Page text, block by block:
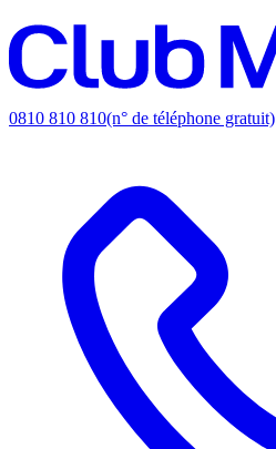
0810 810 810(n° de téléphone gratuit)